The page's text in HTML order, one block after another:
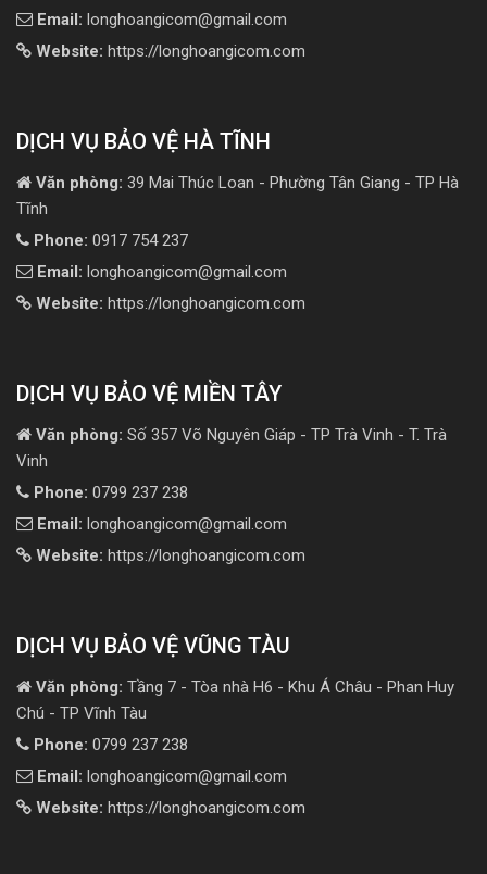
Email: longhoangicom@gmail.com
Website: https://longhoangicom.com
DỊCH VỤ BẢO VỆ HÀ TĨNH
Văn phòng: 39 Mai Thúc Loan - Phường Tân Giang - TP Hà
Tĩnh
Phone: 0917 754 237
Email: longhoangicom@gmail.com
Website: https://longhoangicom.com
DỊCH VỤ BẢO VỆ MIỀN TÂY
Văn phòng: Số 357 Võ Nguyên Giáp - TP Trà Vinh - T. Trà
Vinh
Phone: 0799 237 238
Email: longhoangicom@gmail.com
Website: https://longhoangicom.com
DỊCH VỤ BẢO VỆ VŨNG TÀU
Văn phòng: Tầng 7 - Tòa nhà H6 - Khu Á Châu - Phan Huy
Chú - TP Vĩnh Tàu
Phone: 0799 237 238
Email: longhoangicom@gmail.com
Website: https://longhoangicom.com